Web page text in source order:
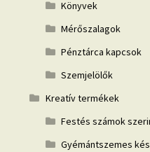
Könyvek
Mérőszalagok
Pénztárca kapcsok
Szemjelölők
Kreatív termékek
Festés számok
Gyémántszemes